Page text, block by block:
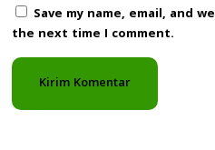
Save my name, email, and
the next time I comment.